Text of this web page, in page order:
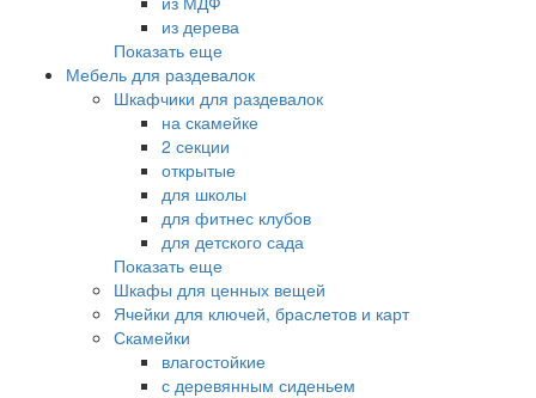
из дерева
Показать еще
Мебель для раздевалок
Шкафчики для раздевалок
на скамейке
2 секции
открытые
для школы
для фитнес клубов
для детского сада
Показать еще
Шкафы для ценных вещей
Ячейки для ключей, браслетов и карт
Скамейки
влагостойкие
с деревянным сиденьем